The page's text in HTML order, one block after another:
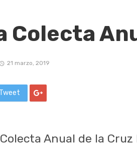
Colecta
21 marzo, 2019
Tweet
Anual de la Cruz